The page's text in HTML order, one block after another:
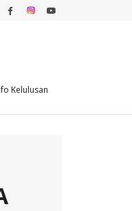
Kelulusan